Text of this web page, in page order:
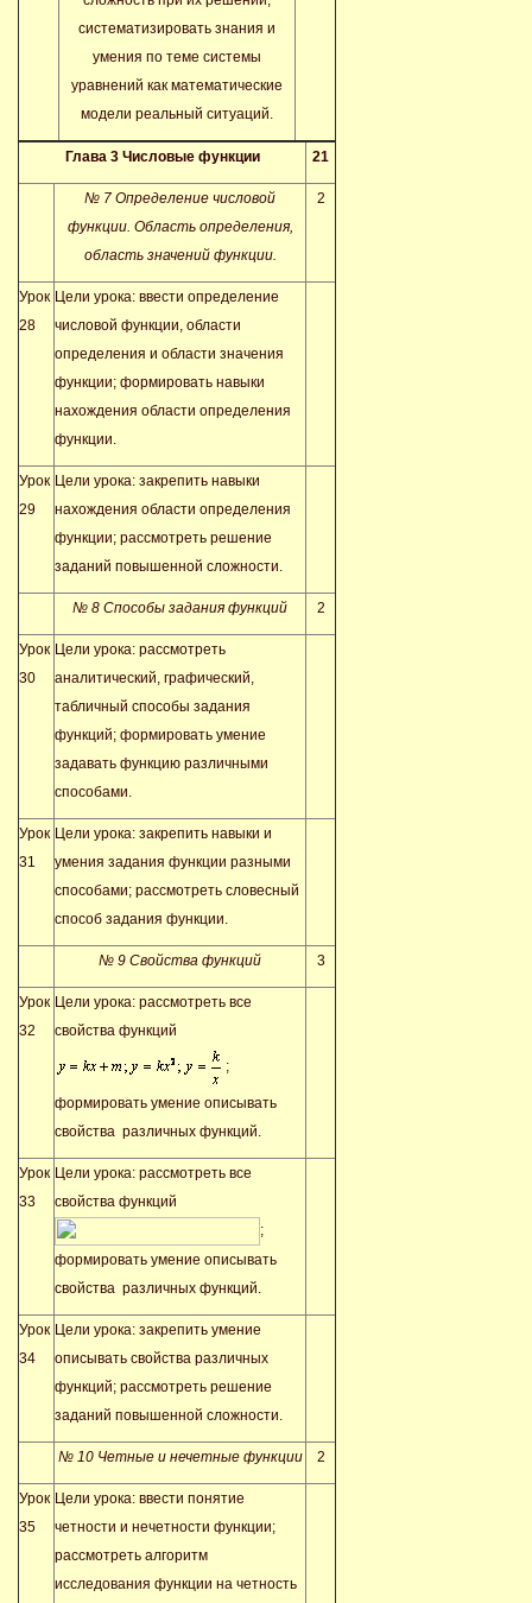
систематизировать знания и
умения по теме системы
уравнений как математические
модели реальный ситуаций.
Глава 3 Числовые функции 21
№ 7 Определение числовой
функции. Область определения,
область значений функции.
2
Урок
28
Цели урока: ввести определение
числовой функции, области
определения и области значения
функции; формировать навыки
нахождения области определения
функции.
Урок
29
Цели урока: закрепить навыки
нахождения области определения
функции; рассмотреть решение
заданий повышенной сложности.
№ 8 Способы задания функций 2
Урок
30
Цели урока: рассмотреть
аналитический, графический,
табличный способы задания
функций; формировать умение
задавать функцию различными
способами.
Урок
31
Цели урока: закрепить навыки и
умения задания функции разными
способами; рассмотреть словесный
способ задания функции.
№ 9 Свойства функций 3
Урок
32
Цели урока: рассмотреть все
свойства функций
;
формировать умение описывать
свойства различных функций.
Урок
33
Цели урока: рассмотреть все
свойства функций
;
формировать умение описывать
свойства различных функций.
Урок
34
Цели урока: закрепить умение
описывать свойства различных
функций; рассмотреть решение
заданий повышенной сложности.
№ 10 Четные и нечетные функции 2
Урок
35
Цели урока: ввести понятие
четности и нечетности функции;
рассмотреть алгоритм
исследования функции на четность